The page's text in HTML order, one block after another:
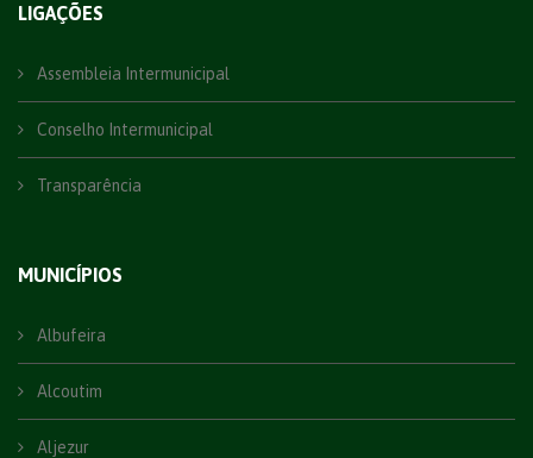
LIGAÇÕES
Assembleia Intermunicipal
Conselho Intermunicipal
Transparência
MUNICÍPIOS
Albufeira
Alcoutim
Aljezur